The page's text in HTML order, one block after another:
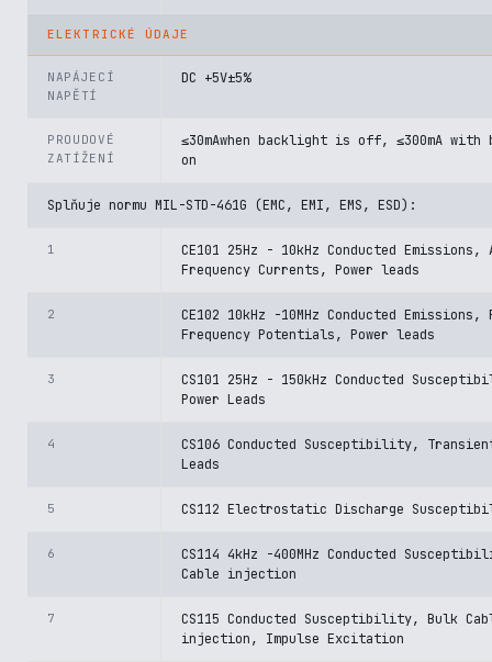
ELEKTRICKÉ ÚDAJE
NAPÁJECÍ
NAPĚTÍ
DC +5V±5%
PROUDOVÉ
ZATÍŽENÍ
≤30mAwhen backlight is off, ≤300mA
on
Splňuje normu MIL-STD-461G (EMC, EMI, EMS, ESD):
1
CE101 25Hz - 10kHz Conducted Emissions,
Frequency Currents, Power leads
2
CE102 10kHz -10MHz Conducted Emissions,
Frequency Potentials, Power leads
3
CS101 25Hz - 150kHz Conducted
Power Leads
4
CS106 Conducted Susceptibility,
Leads
5 CS112 Electrostatic Discharge
6
CS114 4kHz -400MHz Conducted
Cable injection
7
CS115 Conducted Susceptibility, Bulk
injection, Impulse Excitation